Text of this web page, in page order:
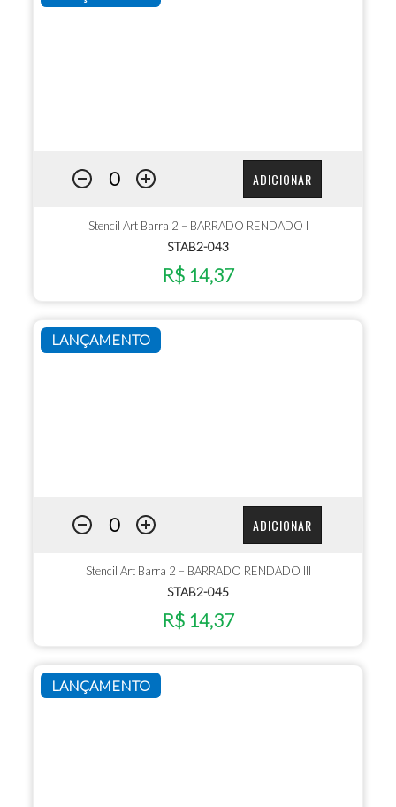
ADICIONAR
Stencil Art Barra 2 – BARRADO RENDADO I
STAB2-043
R$ 14,37
LANÇAMENTO
ADICIONAR
Stencil Art Barra 2 – BARRADO RENDADO III
STAB2-045
R$ 14,37
LANÇAMENTO